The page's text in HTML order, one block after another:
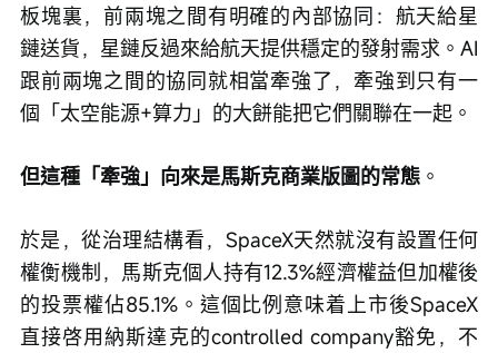
板塊裏，前兩塊之間有明確的內部協同：航天給星
鏈送貨，星鏈反過來給航天提供穩定的發射需求。AI
跟前兩塊之間的協同就相當牽強了，牽強到只有一
個「太空能源+算力」的大餅能把它們關聯在一起。
但這種「牽強」向來是馬斯克商業版圖的常態 。
於是，從治理結構看，SpaceX天然就沒有設置任何
權衡機制，馬斯克個人持有12.3%經濟權益但加權後
的投票權佔85.1%。這個比例意味着上市後SpaceX
直接啓用納斯達克的controlled company豁免，不